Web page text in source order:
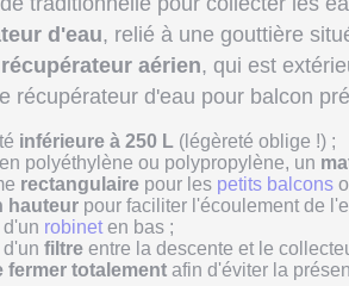
d'eau, relié à une gouttière
récupérateur aérien, qui est
récupérateur d'eau pour balcon
inférieure à 250 L (légèreté oblige !) ;
polyéthylène ou polypropylène, un
rectangulaire pour les petits balcons
hauteur pour faciliter l'écoulement de
d'un robinet en bas ;
d'un filtre entre la descente et le
fermer totalement afin d'éviter la